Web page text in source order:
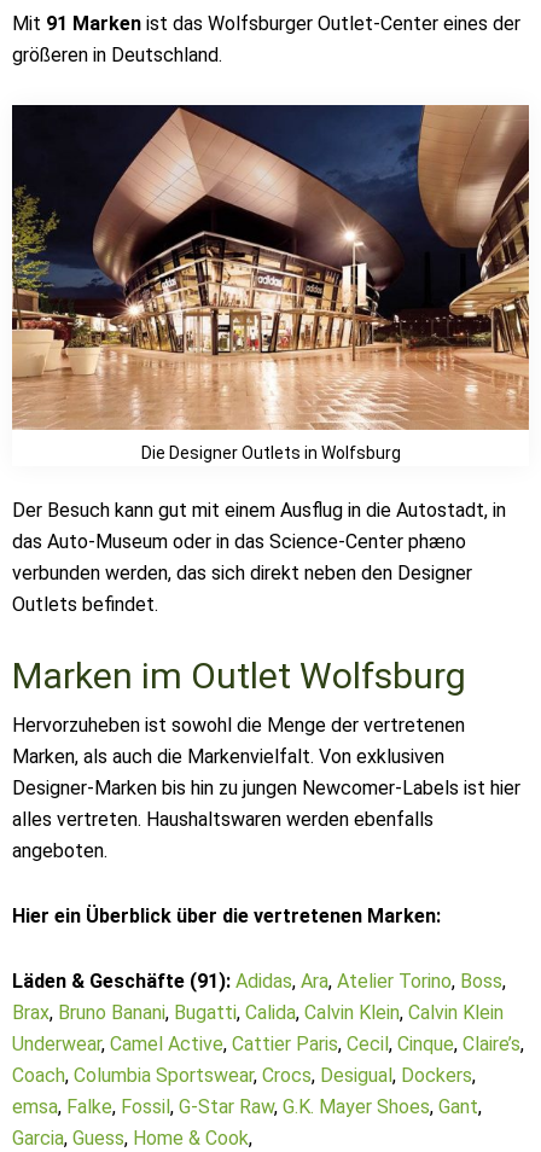
Mit 91 Marken ist das Wolfsburger Outlet-Center eines der
größeren in Deutschland.
Die Designer Outlets in Wolfsburg
Der Besuch kann gut mit einem Ausflug in die Autostadt, in
das Auto-Museum oder in das Science-Center phæno
verbunden werden, das sich direkt neben den Designer
Outlets befindet.
Marken im Outlet Wolfsburg
Hervorzuheben ist sowohl die Menge der vertretenen
Marken, als auch die Markenvielfalt. Von exklusiven
Designer-Marken bis hin zu jungen Newcomer-Labels ist hier
alles vertreten. Haushaltswaren werden ebenfalls
angeboten.
Hier ein Überblick über die vertretenen Marken:
Läden & Geschäfte (91): Adidas, Ara, Atelier Torino, Boss,
Brax, Bruno Banani, Bugatti, Calida, Calvin Klein, Calvin Klein
Underwear, Camel Active, Cattier Paris, Cecil, Cinque, Claire’s,
Coach, Columbia Sportswear, Crocs, Desigual, Dockers,
emsa, Falke, Fossil, G-Star Raw, G.K. Mayer Shoes, Gant,
Garcia, Guess, Home & Cook,